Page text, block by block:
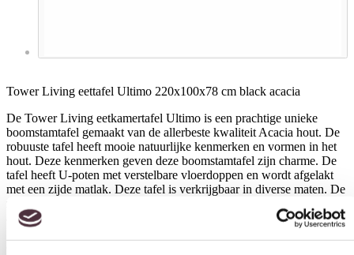
Toestemming Over
Tower Living eettafel Ultimo 220x100x78 cm black acacia
De Tower Living eetkamertafel Ultimo is een prachtige unieke
boomstamtafel gemaakt van de allerbeste kwaliteit Acacia hout. De
robuuste tafel heeft mooie natuurlijke kenmerken en vormen in het
hout. Deze kenmerken geven deze boomstamtafel zijn charme. De
tafel heeft U-poten met verstelbare vloerdoppen en wordt afgelakt
met een zijde matlak. Deze tafel is verkrijgbaar in diverse maten. De
accenten en houtnerven extra benadrukt, maar er worden ook
‘nieuwe’ naden & groeven gerealiseerd. Dit zorgt voor een levendig